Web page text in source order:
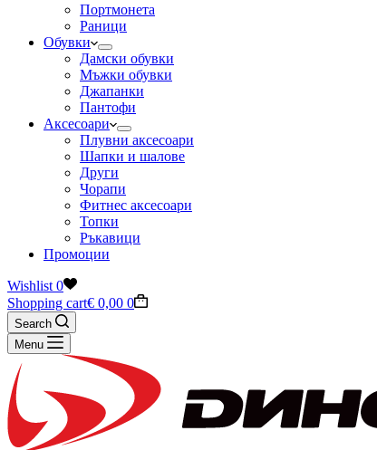
Портмонета
Раници
Обувки
Дамски обувки
Мъжки обувки
Джапанки
Пантофи
Аксесоари
Плувни аксесоари
Шапки и шалове
Други
Чорапи
Фитнес аксесоари
Топки
Ръкавици
Промоции
Wishlist 0
Shopping cart€ 0,00 0
Search
Menu